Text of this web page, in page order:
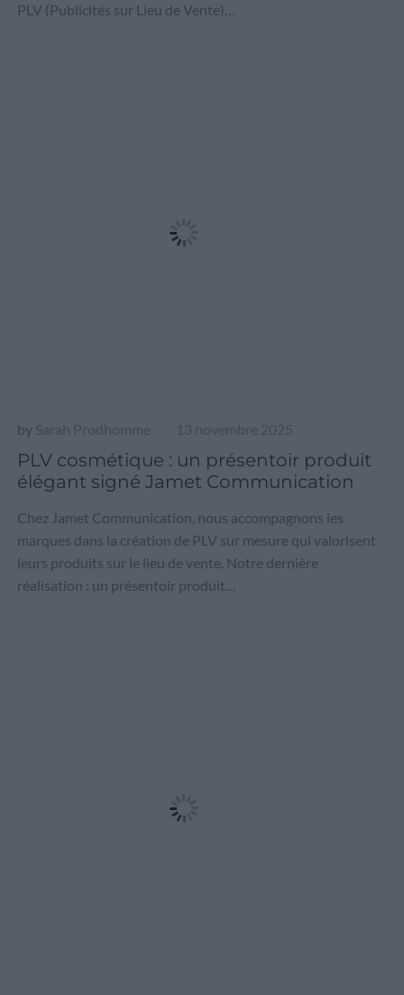
PLV (Publicités sur Lieu de Vente)…
by Sarah Prodhomme 13 novembre 2025
PLV cosmétique : un présentoir produit
élégant signé Jamet Communication
Chez Jamet Communication, nous accompagnons les
marques dans la création de PLV sur mesure qui valorisent
leurs produits sur le lieu de vente. Notre dernière
réalisation : un présentoir produit…